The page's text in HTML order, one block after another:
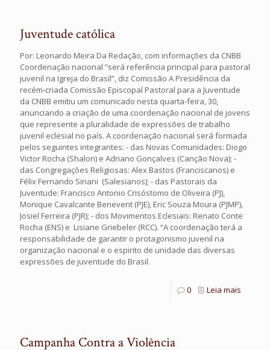
Juventude católica
Por: Leonardo Meira Da Redação, com informações da CNBB
Coordenação nacional ”será referência principal para pastoral
juvenil na Igreja do Brasil”, diz Comissão A Presidência da
recém-criada Comissão Episcopal Pastoral para a Juventude
da CNBB emitiu um comunicado nesta quarta-feira, 30,
anunciando a criação de uma coordenação nacional de jovens
que represente a pluralidade de expressões de trabalho
juvenil eclesial no país. A coordenação nacional será formada
pelos seguintes integrantes: - das Novas Comunidades: Diogo
Victor Rocha (Shalon) e Adriano Gonçalves (Canção Nova); -
das Congregações Religiosas: Alex Bastos (Franciscanos) e
Félix Fernando Siriani (Salesianos); - das Pastorais da
Juventude: Francisco Antonio Crisóstomo de Oliveira (PJ),
Monique Cavalcante Benevent (PJE), Eric Souza Moura (PJMP),
Josiel Ferreira (PJR); - dos Movimentos Eclesiais: Renato Conte
Rocha (ENS) e Lisiane Griebeler (RCC). “A coordenação terá a
responsabilidade de garantir o protagonismo juvenil na
organização nacional e o espirito de unidade das diversas
expressões de juventude do Brasil.
0 Leia mais
Campanha Contra a Violência